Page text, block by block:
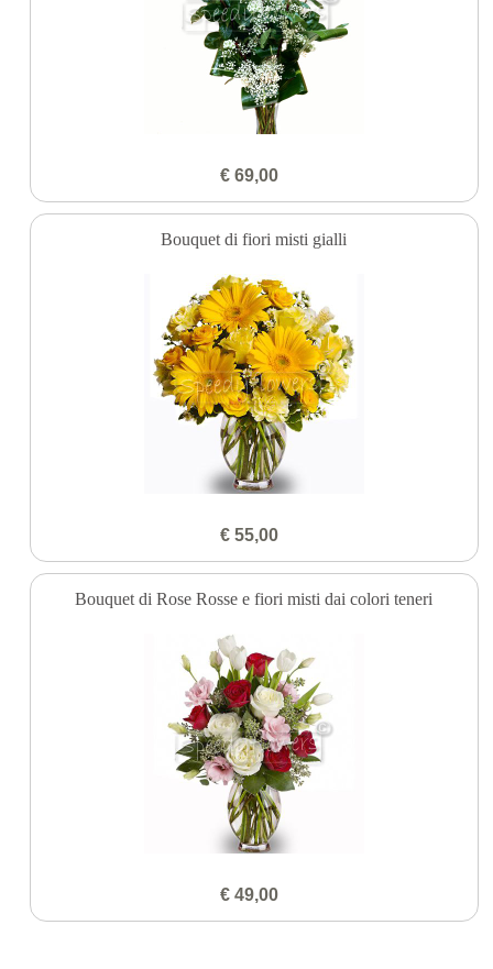
€ 69,00
Bouquet di fiori misti gialli
€ 55,00
Bouquet di Rose Rosse e fiori misti dai colori teneri
€ 49,00